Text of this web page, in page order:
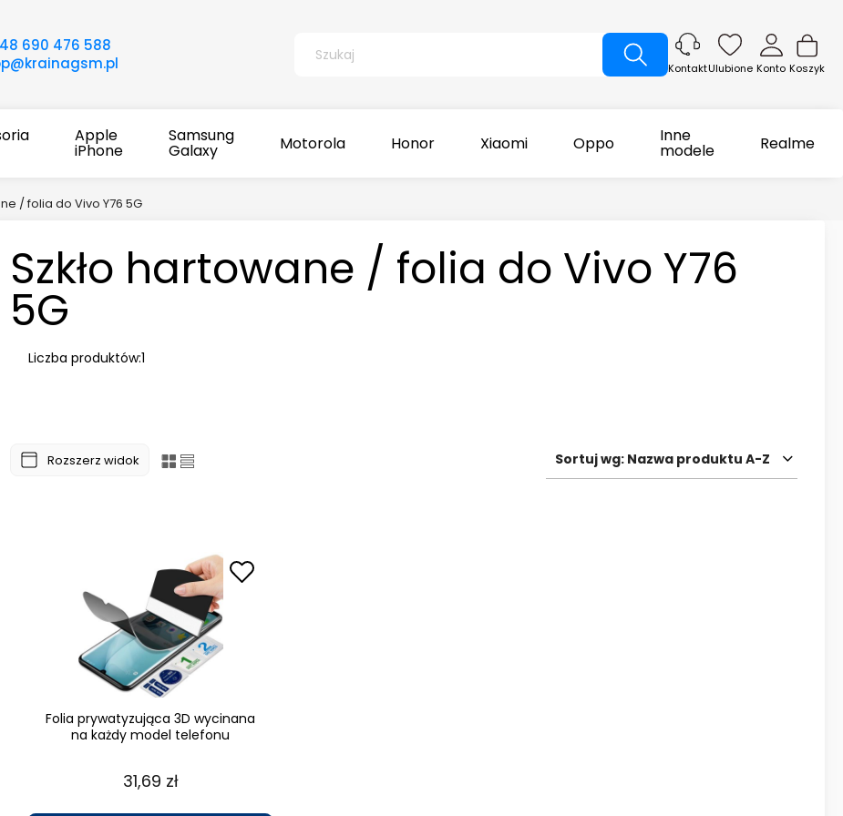
690 476 588
Koszyk
Konto
KontaktUlubione
Apple
iPhone
Samsung
Galaxy Motorola Honor Xiaomi Oppo Inne
modele Realme
/ folia do Vivo Y76 5G
Szkło hartowane / folia do Vivo Y76
5G
Liczba produktów:1
Rozszerz widok Sortuj wg: Nazwa produktu A-Z
Folia prywatyzująca 3D wycinana
na każdy model telefonu
31,69 zł